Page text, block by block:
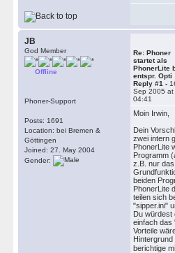
JB
God Member
Offline
Phoner-Support
Posts: 1691
Location: bei Bremen &
Göttingen
Joined: 27. May 2004
Gender:
Re: Phoner
startet als
PhonerLite
entspr. Opti
Reply #1 -
Sep 2005 at
04:41
Moin Irwin,
Dein
zwei intern
PhonerLite
Programm
z.B. nur
beiden
PhonerLite
teilen sich
"sipper.ini"
Du würdest
einfach das
Vorteile
berichtige